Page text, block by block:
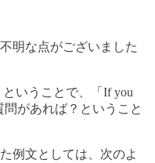
不明な点がございました
ということで、「If you
問があれば？ということ
た例文としては、次のよ